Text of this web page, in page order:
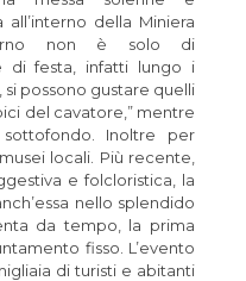
della Miniera
non è solo di
di festa, infatti lungo i
si possono gustare quelli
del cavatore,” mentre
Inoltre per
locali. Più recente,
e folcloristica, la
nello splendido
da tempo, la prima
fisso. L’evento
di turisti e abitanti